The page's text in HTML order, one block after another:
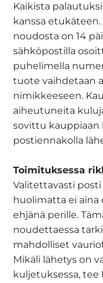
Kaikista
kanssa
noudosta on 14
sähköpostilla
puhelimella
tuote vaihdetaan
nimikkeeseen.
aiheutuneita
sovittu kauppiaan
postiennakolla
Toimituksessa
Valitettavasti
huolimatta ei
ehjänä perille.
noudettaessa
mahdolliset
Mikäli lähetys on
kuljetuksessa, tee